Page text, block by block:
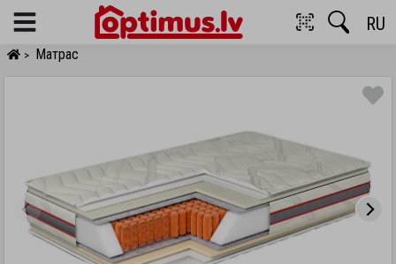
Menu RU
> Матрас